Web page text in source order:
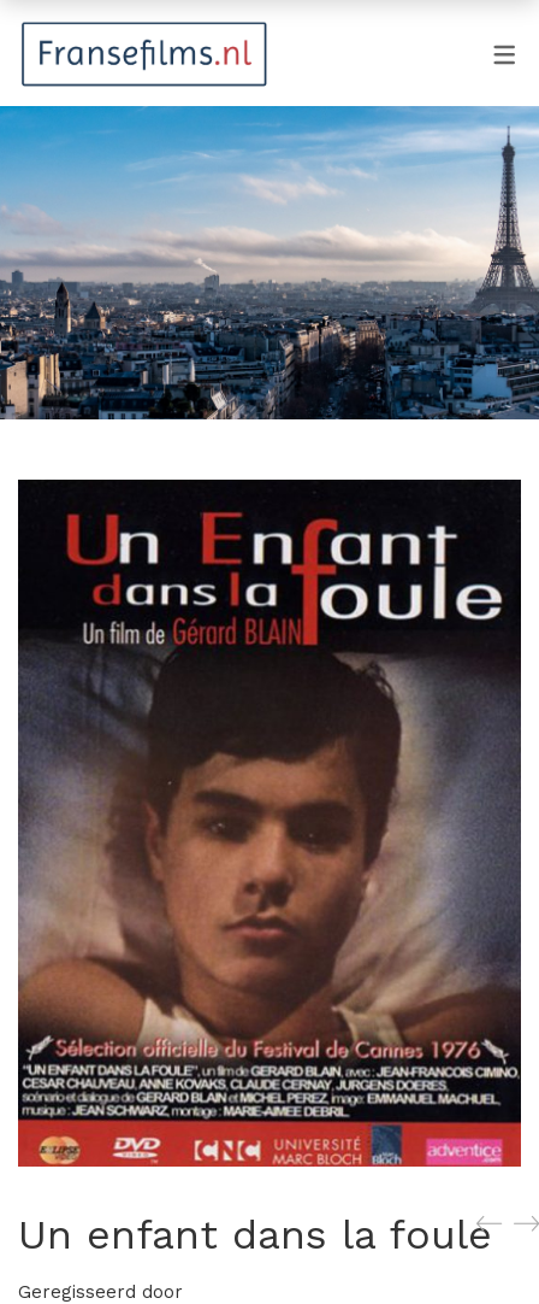
Animatie
Documentaire
Drama
Fantasy
Horror
Oorlogsfilm
Romantische komedie
Un enfant dans la foule
Geregisseerd door